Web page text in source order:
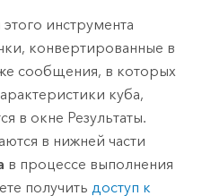
инструмента
конвертированные в
сообщения, в которых
куба,
в окне Результаты.
в нижней части
в процессе выполнения
получитьдоступ к